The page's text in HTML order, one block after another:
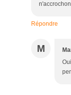
Répondre
M